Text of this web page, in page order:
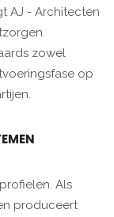
AJ - Architecten
zowel
op
Als
produceert